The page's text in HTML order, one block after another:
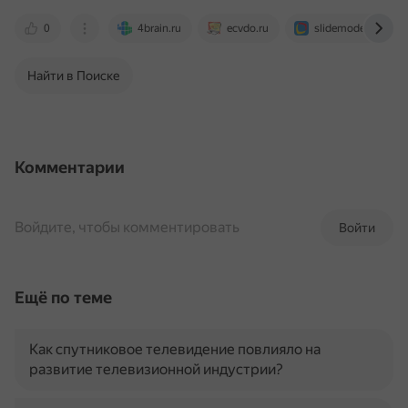
0 4brain.ru ecvdo.ru slidemodel.com
Найти в Поиске
Комментарии
Войти
Войдите, чтобы комментировать
Ещё по теме
Как спутниковое телевидение повлияло на
развитие телевизионной индустрии?